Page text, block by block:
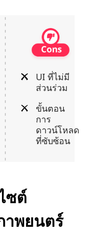
UI ที่ไม่มี
ส่วนร่วม
ขั้นตอน
การ
ดาวน์โหลด
ที่ซับซ้อน
ซต์
าพยนตร์